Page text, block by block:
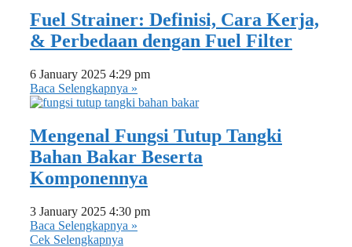
Fuel Strainer: Definisi, Cara Kerja,
& Perbedaan dengan Fuel Filter
6 January 2025 4:29 pm
Baca Selengkapnya »
Mengenal Fungsi Tutup Tangki
Bahan Bakar Beserta
Komponennya
3 January 2025 4:30 pm
Baca Selengkapnya »
Cek Selengkapnya